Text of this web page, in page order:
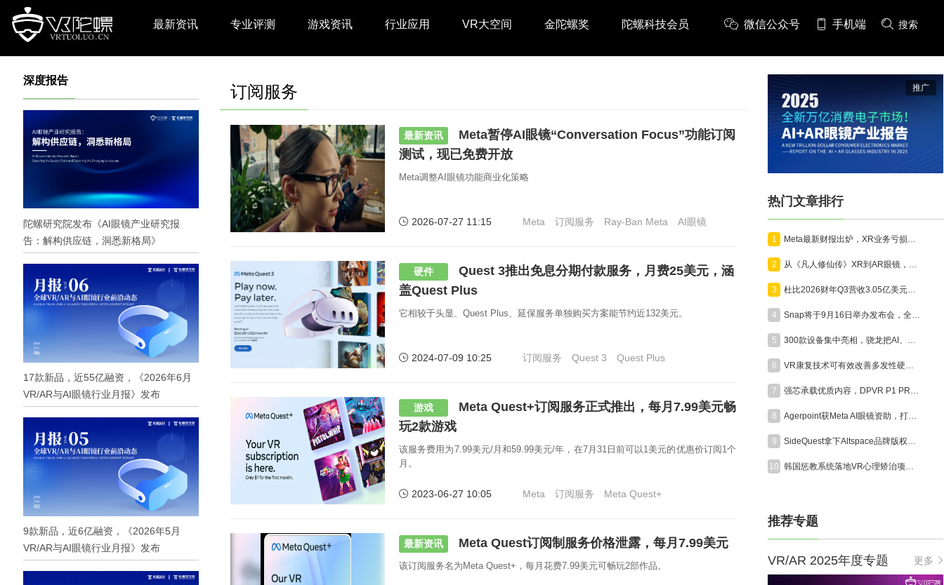
最新资讯 专业评测 游戏资讯 行业应用 VR大空间 金陀螺奖 陀螺科技会员 微信公众号 手机端 搜索
深度报告
陀螺研究院发布《AI眼镜产业研究报
告：解构供应链，洞悉新格局》
17款新品，近55亿融资，《2026年6月
VR/AR与AI眼镜行业月报》发布
9款新品，近6亿融资，《2026年5月
VR/AR与AI眼镜行业月报》发布
订阅服务
最新资讯
Meta暂停AI眼镜“Conversation Focus”功能订阅
测试，现已免费开放
Meta调整AI眼镜功能商业化策略
2026-07-27 11:15 Meta 订阅服务 Ray-Ban Meta AI眼镜
硬件
Quest 3推出免息分期付款服务，月费25美元，涵
盖Quest Plus
它相较于头显、Quest Plus、延保服务单独购买方案能节约近132美元。
2024-07-09 10:25 订阅服务 Quest 3 Quest Plus
游戏
Meta Quest+订阅服务正式推出，每月7.99美元畅
玩2款游戏
该服务费用为7.99美元/月和59.99美元/年，在7月31日前可以1美元的优惠价订阅1个
月。
2023-06-27 10:05 Meta 订阅服务 Meta Quest+
最新资讯 Meta Quest订阅制服务价格泄露，每月7.99美元
该订阅服务名为Meta Quest+，每月花费7.99美元可畅玩2部作品。
推广
热门文章排行
1
2
3
4
5
6
7
8
9
10
推荐专题
VR/AR 2025年度专题 更多